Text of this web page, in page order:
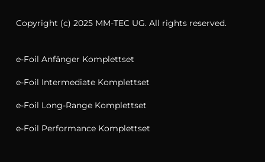
Copyright (c) 2025 MM-TEC UG. All rights reserved.
e-Foil Anfänger Komplettset
e-Foil Intermediate Komplettset
e-Foil Long-Range Komplettset
e-Foil Performance Komplettset